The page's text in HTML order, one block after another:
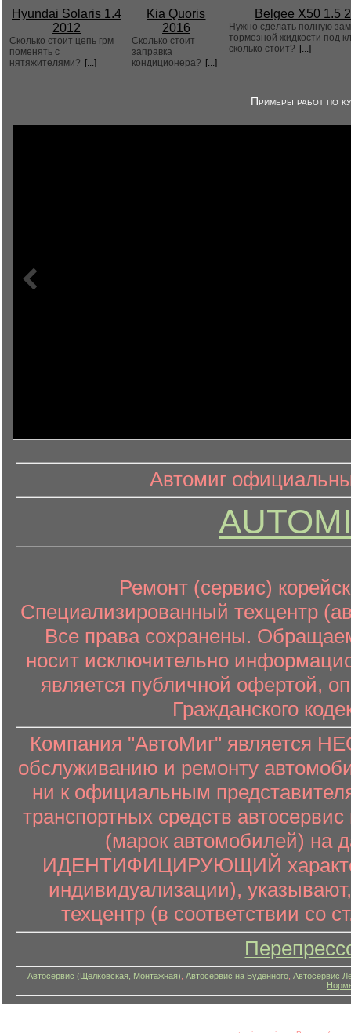
Hyundai Solaris 1.4
2012
Сколько стоит цепь грм
поменять с
нятяжителями? [...]
Kia Quoris
2016
Сколько стоит
заправка
кондиционера? [...]
Belgee X50 1.5
Нужно сделать полную
тормозной жидкости под
сколько стоит? [...]
Примеры работ по
информационный контент
Автомиг
Ремонт (сервис)
Специализированный техцентр
Все права сохранены.
носит исключительно
является публичной офертой,
Гражданского
Компания "АвтоМиг" является
обслуживанию и ремонту
ни к официальным
транспортных средств
(марок автомобилей) на
ИДЕНТИФИЦИРУЮЩИЙ характер
индивидуализации),
техцентр (в соответствии со
Автосервис (Щелковская, Монтажная) Автосервис на Буденного Автосервис